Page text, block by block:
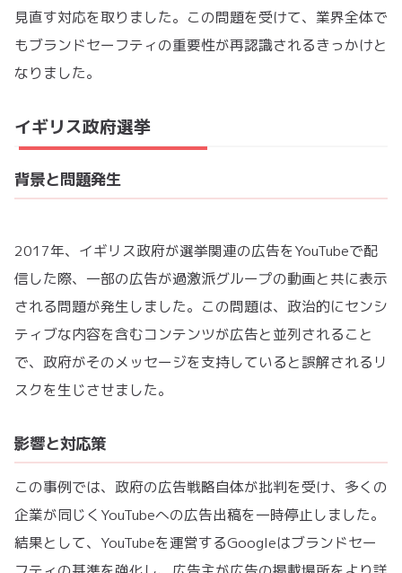
見直す対応を取りました。この問題を受けて、業界全体で
もブランドセーフティの重要性が再認識されるきっかけと
なりました。
イギリス政府選挙
背景と問題発生
2017年、イギリス政府が選挙関連の広告をYouTubeで配
信した際、一部の広告が過激派グループの動画と共に表示
される問題が発生しました。この問題は、政治的にセンシ
ティブな内容を含むコンテンツが広告と並列されること
で、政府がそのメッセージを支持していると誤解されるリ
スクを生じさせました。
影響と対応策
この事例では、政府の広告戦略自体が批判を受け、多くの
企業が同じくYouTubeへの広告出稿を一時停止しました。
結果として、YouTubeを運営するGoogleはブランドセー